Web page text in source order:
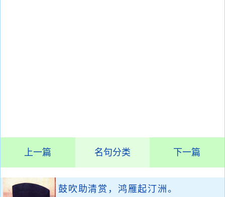
上一篇 名句分类 下一篇
鼓吹助清赏，鸿雁起汀洲。